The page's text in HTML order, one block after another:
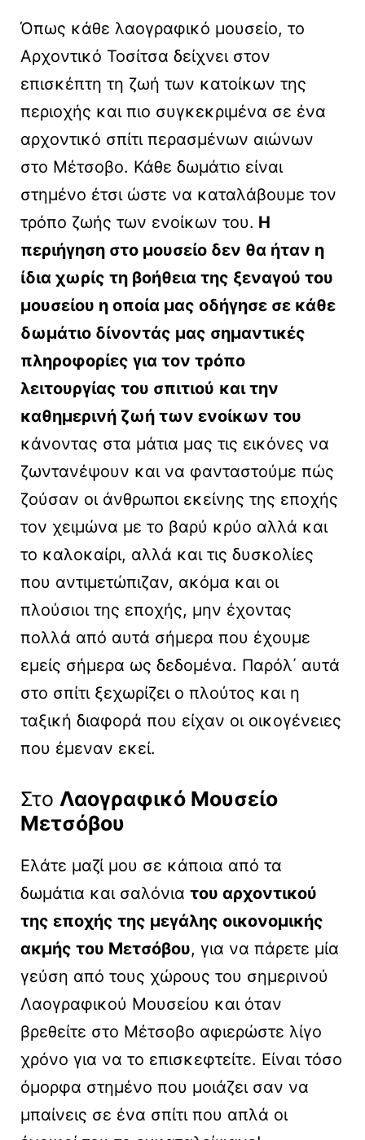
Όπως κάθε λαογραφικό μουσείο, το
Αρχοντικό Τοσίτσα δείχνει στον
επισκέπτη τη ζωή των κατοίκων της
περιοχής και πιο συγκεκριμένα σε ένα
αρχοντικό σπίτι περασμένων αιώνων
στο Μέτσοβο. Κάθε δωμάτιο είναι
στημένο έτσι ώστε να καταλάβουμε τον
τρόπο ζωής των ενοίκων του. Η
περιήγηση στο μουσείο δεν θα ήταν η
ίδια χωρίς τη βοήθεια της ξεναγού του
μουσείου η οποία μας οδήγησε σε κάθε
δωμάτιο δίνοντάς μας σημαντικές
πληροφορίες για τον τρόπο
λειτουργίας του σπιτιού και την
καθημερινή ζωή των ενοίκων του
κάνοντας στα μάτια μας τις εικόνες να
ζωντανέψουν και να φανταστούμε πώς
ζούσαν οι άνθρωποι εκείνης της εποχής
τον χειμώνα με το βαρύ κρύο αλλά και
το καλοκαίρι, αλλά και τις δυσκολίες
που αντιμετώπιζαν, ακόμα και οι
πλούσιοι της εποχής, μην έχοντας
πολλά από αυτά σήμερα που έχουμε
εμείς σήμερα ως δεδομένα. Παρόλ΄ αυτά
στο σπίτι ξεχωρίζει ο πλούτος και η
ταξική διαφορά που είχαν οι οικογένειες
που έμεναν εκεί.
Στο Λαογραφικό Μουσείο
Μετσόβου
Ελάτε μαζί μου σε κάποια από τα
δωμάτια και σαλόνια του αρχοντικού
της εποχής της μεγάλης οικονομικής
ακμής του Μετσόβου, για να πάρετε μία
γεύση από τους χώρους του σημερινού
Λαογραφικού Μουσείου και όταν
βρεθείτε στο Μέτσοβο αφιερώστε λίγο
χρόνο για να το επισκεφτείτε. Είναι τόσο
όμορφα στημένο που μοιάζει σαν να
μπαίνεις σε ένα σπίτι που απλά οι